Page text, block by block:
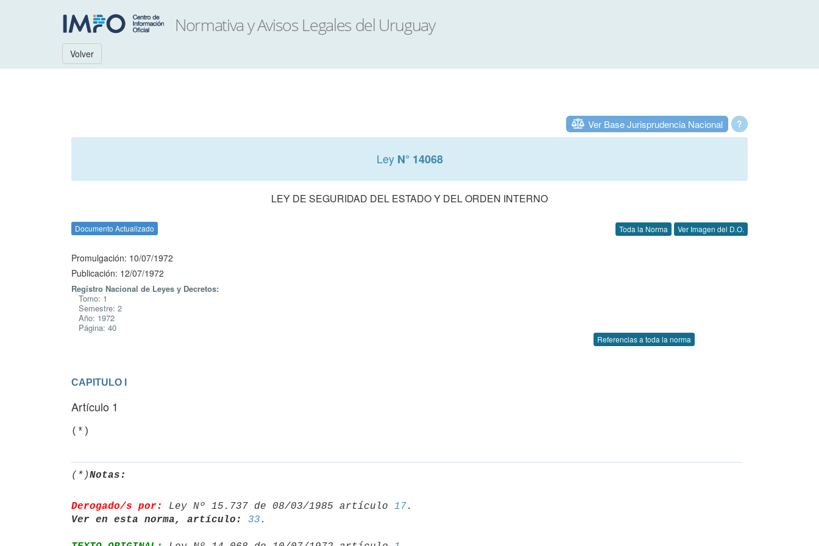
Volver
?
Ver Base Jurisprudencia Nacional
Ley N° 14068
LEY DE SEGURIDAD DEL ESTADO Y DEL ORDEN INTERNO
Documento Actualizado Toda la Norma Ver Imagen del D.O.
Promulgación: 10/07/1972
Publicación: 12/07/1972
Registro Nacional de Leyes y Decretos:
Tomo: 1
Semestre: 2
Año: 1972
Página: 40
Referencias a toda la norma
CAPITULO I
Artículo 1
(*)
(*)Notas:
Derogado/s por: Ley Nº 15.737 de 08/03/1985 artículo 17
Ver en esta norma, artículo:
33